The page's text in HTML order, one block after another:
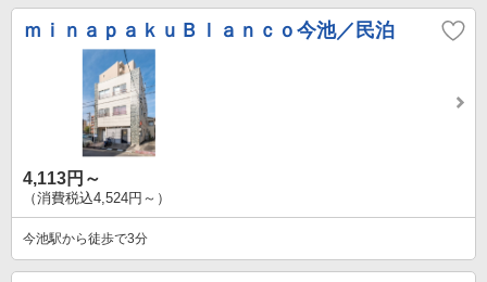
ｍｉｎａｐａｋｕＢｌａｎｃｏ今池／民泊
4,113円～
（消費税込4,524円～）
今池駅から徒歩で3分